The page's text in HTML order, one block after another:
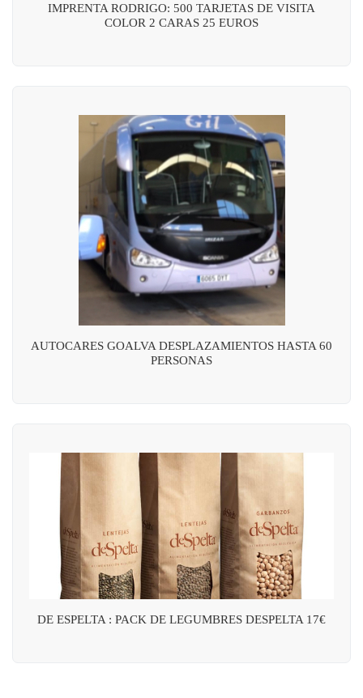
IMPRENTA RODRIGO: 500 TARJETAS DE VISITA
COLOR 2 CARAS 25 EUROS
AUTOCARES GOALVA DESPLAZAMIENTOS HASTA 60
PERSONAS
DE ESPELTA : PACK DE LEGUMBRES DESPELTA 17€